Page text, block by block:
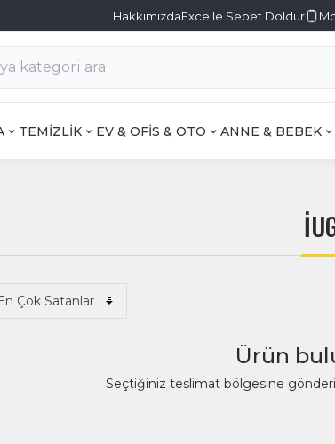
HakkımızdaExcelle Sepet Doldur
TEMİZLİK EV & OFİS & OTO ANNE & BEBEK
Ürün
Seçtiğiniz teslimat bölgesine